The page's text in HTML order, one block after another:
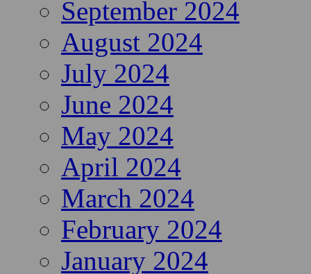
September 2024
August 2024
July 2024
June 2024
May 2024
April 2024
March 2024
February 2024
January 2024